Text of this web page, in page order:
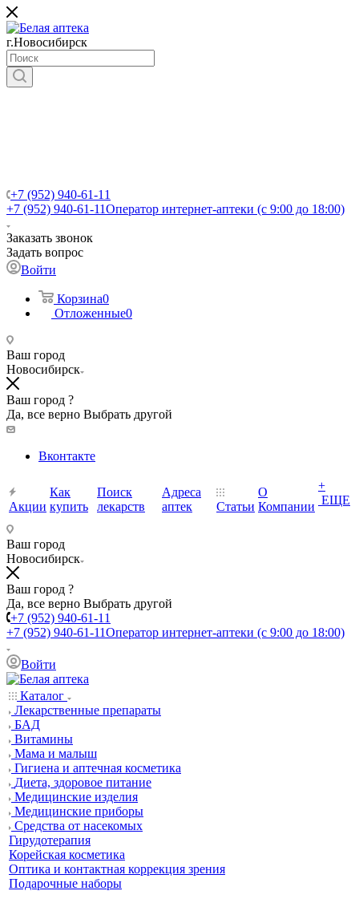
г.Новосибирск
+7 (952) 940-61-11
+7 (952) 940-61-11Оператор интернет-аптеки (с 9:00 до 18:00)
Заказать звонок
Задать вопрос
Войти
Корзина0
Отложенные0
Ваш город
Новосибирск
Ваш город ?
Да, все верно Выбрать другой
Вконтакте
Акции
Как
купить
Поиск
лекарств
Адреса
аптек
Статьи
О
Компании
+
ЕЩЕ
Ваш город
Новосибирск
Ваш город ?
Да, все верно Выбрать другой
+7 (952) 940-61-11
+7 (952) 940-61-11Оператор интернет-аптеки (с 9:00 до 18:00)
Войти
Каталог
Лекарственные препараты
БАД
Витамины
Мама и малыш
Гигиена и аптечная косметика
Диета, здоровое питание
Медицинские изделия
Медицинские приборы
Средства от насекомых
Гирудотерапия
Корейская косметика
Оптика и контактная коррекция зрения
Подарочные наборы